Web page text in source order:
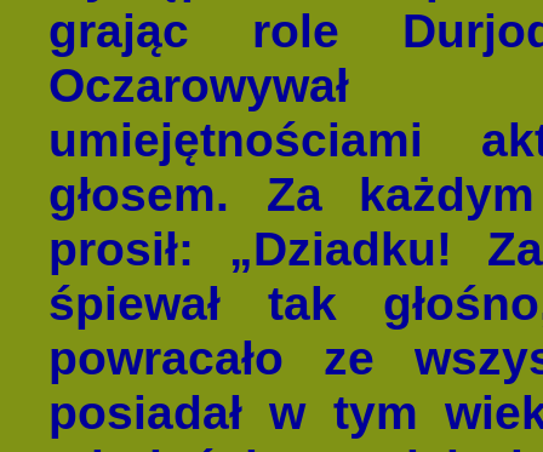
grając role
Oczarowywał
umiejętnościami
głosem. Za
prosił: „Dziadku!
śpiewał tak
powracało ze
posiadał w tym